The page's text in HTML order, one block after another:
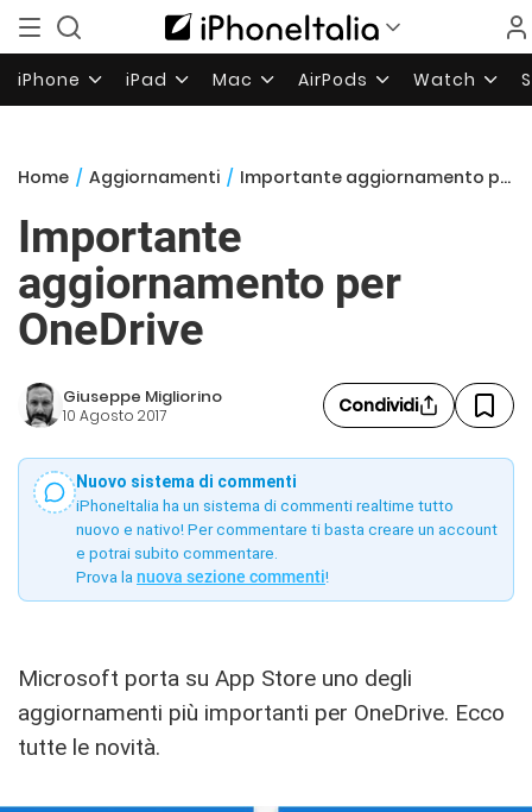
iPhone iPad Mac AirPods Watch
Home / Aggiornamenti / Importante aggiornamento per OneDrive
Importante
aggiornamento per
OneDrive
Giuseppe Migliorino
10 Agosto 2017 Condividi
Nuovo sistema di commenti
iPhoneItalia ha un sistema di commenti realtime tutto
nuovo e nativo! Per commentare ti basta creare un account
e potrai subito commentare.
Prova la nuova sezione commenti!
Microsoft porta su App Store uno degli
aggiornamenti più importanti per OneDrive. Ecco
tutte le novità.